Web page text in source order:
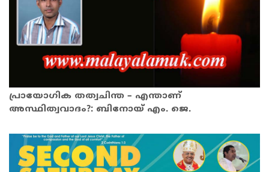
പ്രായോഗിക തത്വചിന്ത – എന്താണ്
അസ്ഥിത്വവാദം?: ബിനോയ് എം. ജെ.